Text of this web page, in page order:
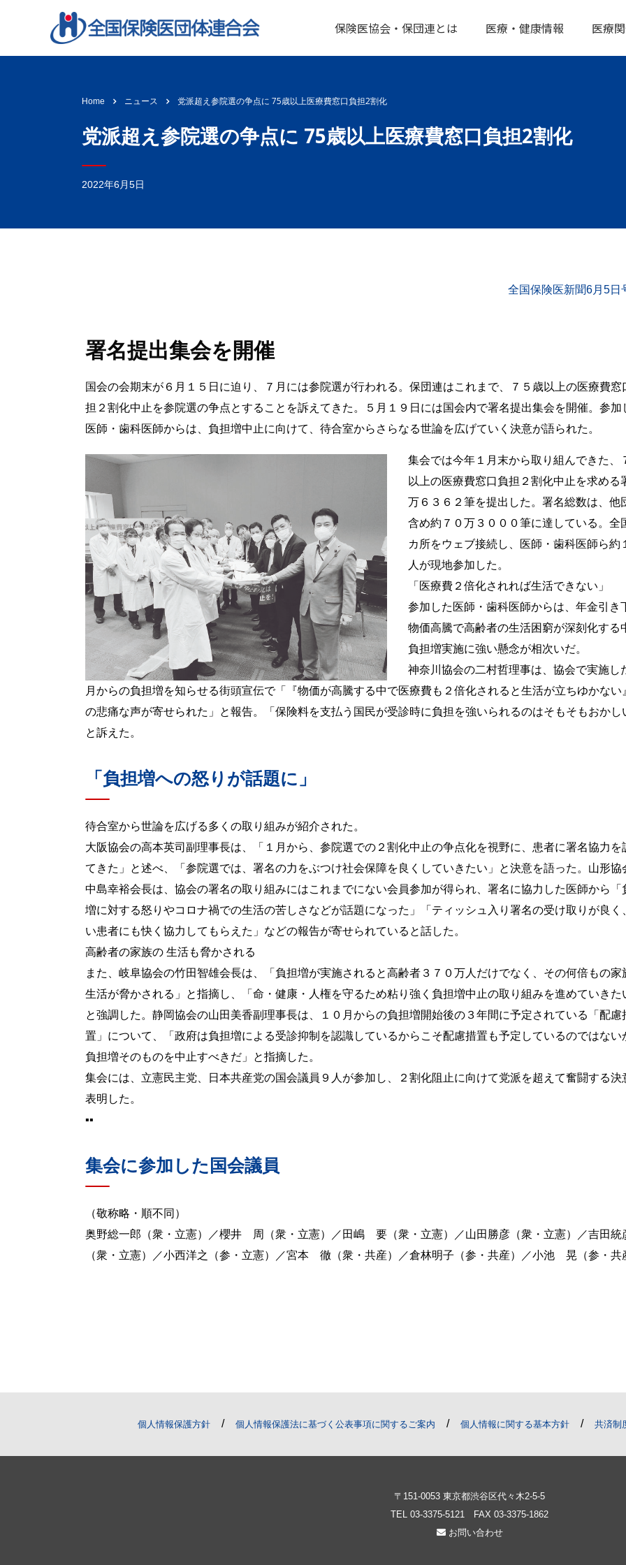
保険医協会・保団連とは 医療・健康情報 医療
Home ニュース 党派超え参院選の争点に 75歳以上医療費窓口負担2割化
党派超え参院選の争点に 75歳以上医療費窓口負担2割化
2022年6月5日
全国保険医新聞6月5日
署名提出集会を開催
国会の会期末が６月１５日に迫り、７月には参院選が行われる。保団連はこれまで、７５歳以上の医療費窓
担２割化中止を参院選の争点とすることを訴えてきた。５月１９日には国会内で署名提出集会を開催。参加
医師・歯科医師からは、負担増中止に向けて、待合室からさらなる世論を広げていく決意が語られた。
集会では今年１月末から取り組んできた、
以上の医療費窓口負担２割化中止を求める
万６３６２筆を提出した。署名総数は、他
含め約７０万３０００筆に達している。全
カ所をウェブ接続し、医師・歯科医師ら約
人が現地参加した。
「医療費２倍化されれば生活できない」
参加した医師・歯科医師からは、年金引き
物価高騰で高齢者の生活困窮が深刻化する
負担増実施に強い懸念が相次いだ。
神奈川協会の二村哲理事は、協会で実施し
月からの負担増を知らせる街頭宣伝で「『物価が高騰する中で医療費も２倍化されると生活が立ちゆかない
の悲痛な声が寄せられた」と報告。「保険料を支払う国民が受診時に負担を強いられるのはそもそもおかし
と訴えた。
「負担増への怒りが話題に」
待合室から世論を広げる多くの取り組みが紹介された。
大阪協会の高本英司副理事長は、「１月から、参院選での２割化中止の争点化を視野に、患者に署名協力を
てきた」と述べ、「参院選では、署名の力をぶつけ社会保障を良くしていきたい」と決意を語った。山形協
中島幸裕会長は、協会の署名の取り組みにはこれまでにない会員参加が得られ、署名に協力した医師から「
増に対する怒りやコロナ禍での生活の苦しさなどが話題になった」「ティッシュ入り署名の受け取りが良く
い患者にも快く協力してもらえた」などの報告が寄せられていると話した。
高齢者の家族の 生活も脅かされる
また、岐阜協会の竹田智雄会長は、「負担増が実施されると高齢者３７０万人だけでなく、その何倍もの家
生活が脅かされる」と指摘し、「命・健康・人権を守るため粘り強く負担増中止の取り組みを進めていきた
と強調した。静岡協会の山田美香副理事長は、１０月からの負担増開始後の３年間に予定されている「配慮
置」について、「政府は負担増による受診抑制を認識しているからこそ配慮措置も予定しているのではない
負担増そのものを中止すべきだ」と指摘した。
集会には、立憲民主党、日本共産党の国会議員９人が参加し、２割化阻止に向けて党派を超えて奮闘する決
表明した。
▪▪
集会に参加した国会議員
（敬称略・順不同）
奥野総一郎（衆・立憲）／櫻井 周（衆・立憲）／田嶋 要（衆・立憲）／山田勝彦（衆・立憲）／吉田統
（衆・立憲）／小西洋之（参・立憲）／宮本 徹（衆・共産）／倉林明子（参・共産）／小池 晃（参・共
個人情報保護方針 / 個人情報保護法に基づく公表事項に関するご案内 / 個人情報に関する基本方針 / 共済制
〒151-0053 東京都渋谷区代々木2-5-5
TEL 03-3375-5121 FAX 03-3375-1862
お問い合わせ